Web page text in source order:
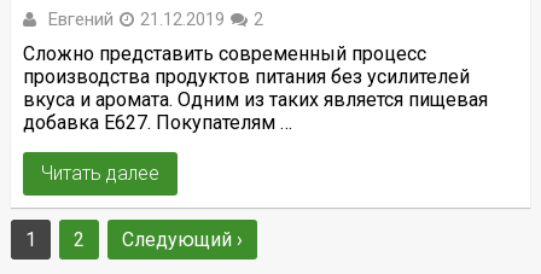
Евгений 21.12.2019 2
Сложно представить современный процесс
производства продуктов питания без усилителей
вкуса и аромата. Одним из таких является пищевая
добавка Е627. Покупателям …
Читать далее
1 2 Следующий ›